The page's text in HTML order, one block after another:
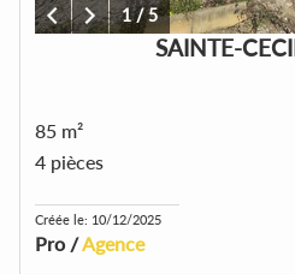
1/5
SAINTE-
85 m²
4 pièces
Créée le: 10/12/2025
Pro /Agence